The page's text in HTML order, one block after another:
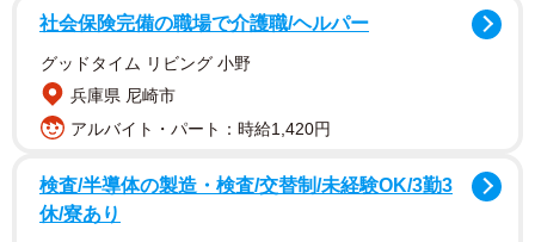
社会保険完備の職場で介護職/ヘルパー
グッドタイム リビング 小野
兵庫県 尼崎市
アルバイト・パート：時給1,420円
検査/半導体の製造・検査/交替制/未経験OK/3勤3
休/寮あり